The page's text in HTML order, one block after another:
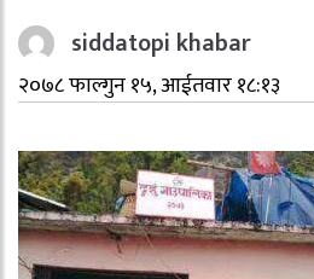
siddatopi khabar
२०७८ फाल्गुन १५, आईतवार १८:१३